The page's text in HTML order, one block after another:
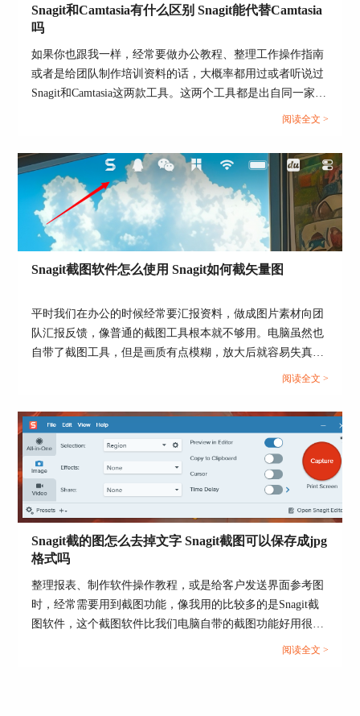
2、点击捕获按钮，开始选择区域，如果截取的过
程中发现图片大小不合适，如果你也跟我一样用的
是mac，我们可以按command，然后找到图片画框
区域的边缘去调整区域大小，也可以使用三指拖移
功能去拖动截取的区域。
3、如果这种方式说的不明白，我们来个比较简单
直接的，我们在截图的时候，选择全屏。
图6：选择截取全屏
4、截取完之后，在自动打开的内置编辑器中，我
们可以在编辑区域的四周找到拖动按钮，调整图片
大小，这种操作起来也是很方便的。
Snagit和Camtasia有什么区别 Snagit能代替Camtasia
吗
如果你也跟我一样，经常要做办公教程、整理工作操作指南
或者是给团队制作培训资料的话，大概率都用过或者听说过
Snagit和Camtasia这两款工具。这两个工具都是出自同一家公
司，界面风格十分相似，我一开始分不清这两个工具，以为
久了发现，还是有些区别的。像有时候我只是想截个图、在
截图里简单标记个重点，就需要用到Snagit。还有时候我如
果只是想录制专业教程视频，精细剪辑画面音效，只用
Snagit，会发现很多功能都不能满足我的使用要求。所以，
为了让各位更好的选择和使用，今天我就来给各位讲解下
Snagit和Camtasia有什么区别，Snagit能代替Camtasia吗的相
关内容。...
阅读全文 >
Snagit截图软件怎么使用 Snagit如何截矢量图
平时我们在办公的时候经常要汇报资料，做成图片素材向团
队汇报反馈，像普通的截图工具根本就不够用。电脑虽然也
自带了截图工具，但是画质有点模糊，放大后就容易失真，
而且，没有办法进行特殊格式截取，还需要我们二次进行修
Snagit这款截图工具，使用下来很惊讶，它不仅能满足我们
全屏、选区、长图这些截图需求，还可以标注编辑、格式导
出，比普通的截图工具强太多了，很适合我们办公的各种场
景。但是有不少小伙伴说不知道Snagit截图软件怎么使用，
只会进行一些简单截取静态图片，也不清楚矢量图截取方
法，而矢量图在海报、PPT高清配图、设计原稿中都是常用
素材，下面就给大家介绍一下Snagit截图软件怎么使用，
Snagit如何截矢量图的相关内容。...
阅读全文 >
Snagit截的图怎么去掉文字 Snagit截图可以保存成jpg
格式吗
整理报表、制作软件操作教程，或是给客户发送界面参考图
时，经常需要用到截图功能，像我用的比较多的是Snagit截
图软件，这个截图软件比我们电脑自带的截图功能好用很
多，截图很精准，而且，还自带了编辑工具，我们截图标注
阅读全文 >